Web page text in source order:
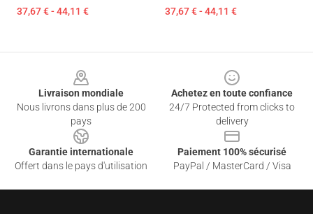
37,67 € - 44,11 € 37,67 € - 44,11 €
Livraison mondiale
Nous livrons dans plus de 200
pays
Achetez en toute confiance
24/7 Protected from clicks to
delivery
Garantie internationale
Offert dans le pays d'utilisation
Paiement 100% sécurisé
PayPal / MasterCard / Visa